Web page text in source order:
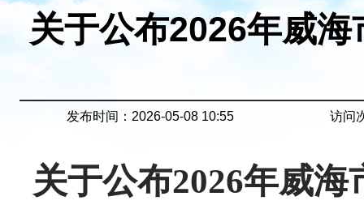
关于公布2026年威
发布时间：2026-05-08 10:55 访问
关于公布2026年威